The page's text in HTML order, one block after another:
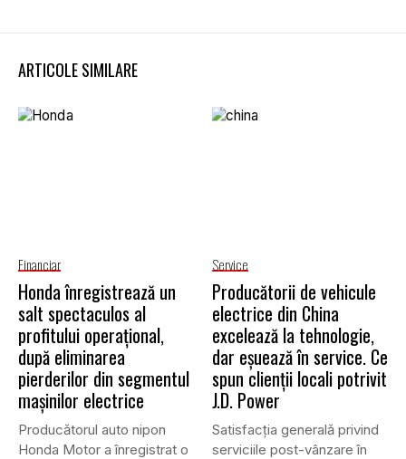
ARTICOLE SIMILARE
Financiar
Honda înregistrează un
salt spectaculos al
profitului operațional,
după eliminarea
pierderilor din segmentul
mașinilor electrice
Producătorul auto nipon
Honda Motor a înregistrat o
Service
Producătorii de vehicule
electrice din China
excelează la tehnologie,
dar eșuează în service. Ce
spun clienții locali potrivit
J.D. Power
Satisfacția generală privind
serviciile post-vânzare în